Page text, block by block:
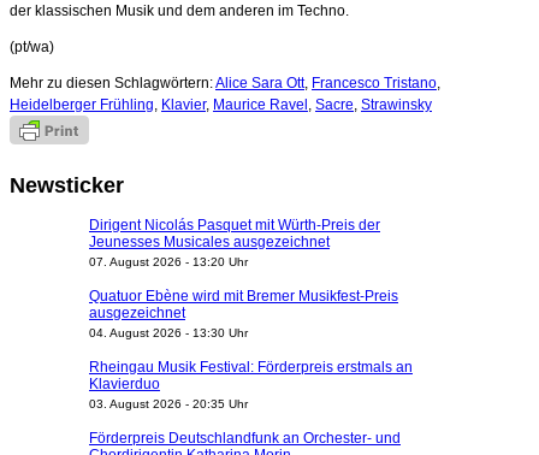
der klassischen Musik und dem anderen im Techno.
(pt/wa)
Mehr zu diesen Schlagwörtern:Alice Sara Ott, Francesco Tristano,
Heidelberger Frühling, Klavier, Maurice Ravel , Sacre, Strawinsky
Newsticker
Dirigent Nicolás Pasquet mit Würth-Preis der
Jeunesses Musicales ausgezeichnet
07. August 2026 - 13:20 Uhr
Quatuor Ebène wird mit Bremer Musikfest-Preis
ausgezeichnet
04. August 2026 - 13:30 Uhr
Rheingau Musik Festival: Förderpreis erstmals an
Klavierduo
03. August 2026 - 20:35 Uhr
Förderpreis Deutschlandfunk an Orchester- und